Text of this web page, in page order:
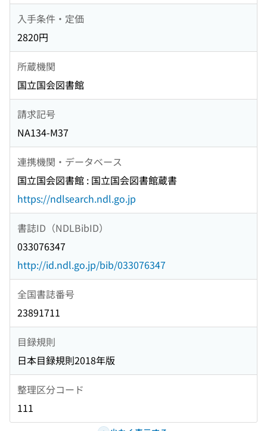
入手条件・定価
2820円
所蔵機関
国立国会図書館
請求記号
NA134-M37
連携機関・データベース
国立国会図書館 : 国立国会図書館蔵書
https://ndlsearch.ndl.go.jp
書誌ID（NDLBibID）
033076347
http://id.ndl.go.jp/bib/033076347
全国書誌番号
23891711
目録規則
日本目録規則2018年版
整理区分コード
111